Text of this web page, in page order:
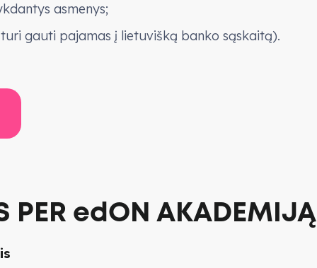
asmenys;
gauti pajamas į lietuvišką banko sąskaitą).
PER edON AKADEMIJĄ